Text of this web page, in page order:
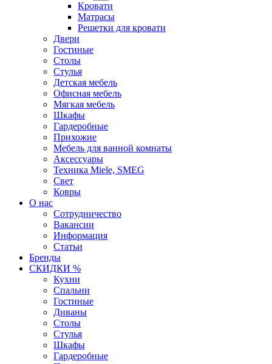
Кровати
Матрасы
Решетки для кровати
Двери
Гостиные
Столы
Стулья
Детская мебель
Офисная мебель
Мягкая мебель
Шкафы
Гардеробные
Прихожие
Мебель для ванной комнаты
Аксессуары
Техника Miele, SMEG
Свет
Ковры
О нас
Сотрудничество
Вакансии
Информация
Статьи
Бренды
СКИДКИ %
Кухни
Спальни
Гостиные
Диваны
Столы
Стулья
Шкафы
Гардеробные